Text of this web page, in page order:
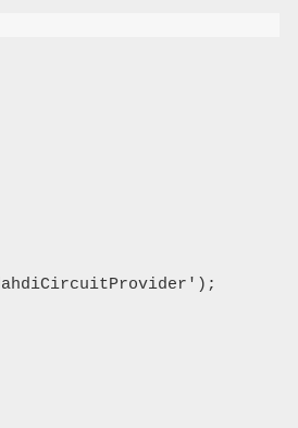
'dahdiCircuitProvider');